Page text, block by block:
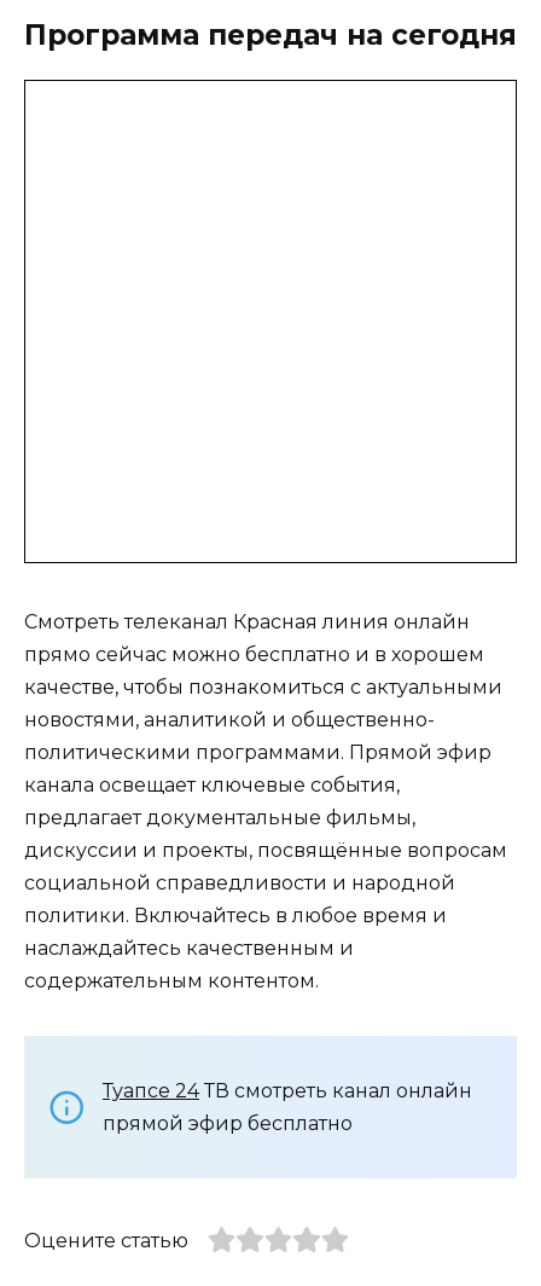
Программа передач на сегодня
Смотреть телеканал Красная линия онлайн
прямо сейчас можно бесплатно и в хорошем
качестве, чтобы познакомиться с актуальными
новостями, аналитикой и общественно-
политическими программами. Прямой эфир
канала освещает ключевые события,
предлагает документальные фильмы,
дискуссии и проекты, посвящённые вопросам
социальной справедливости и народной
политики. Включайтесь в любое время и
наслаждайтесь качественным и
содержательным контентом.
Туапсе 24ТВ смотреть канал онлайн
прямой эфир бесплатно
Оцените статью